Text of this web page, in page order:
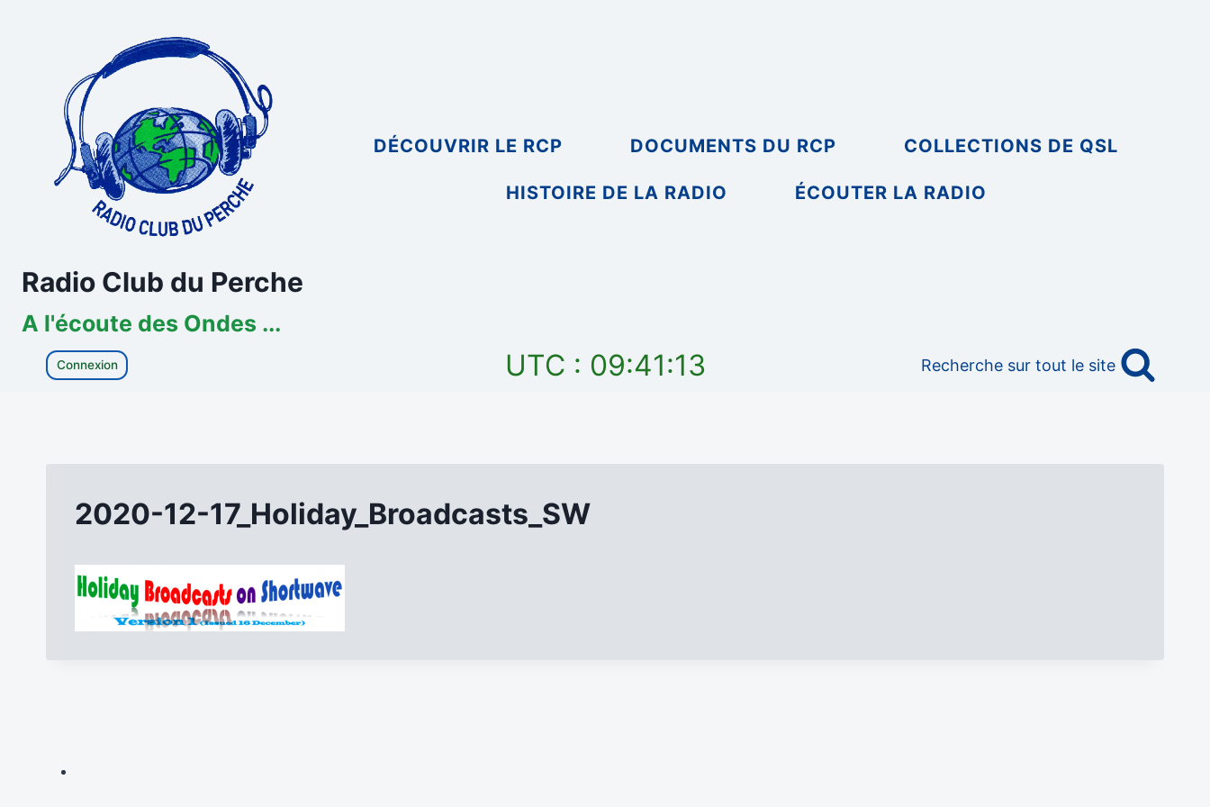
Radio Club du Perche
A l'écoute des Ondes ...
DÉCOUVRIR LE RCP DOCUMENTS DU RCP COLLECTIONS DE QSL
HISTOIRE DE LA RADIO ÉCOUTER LA RADIO
Connexion UTC : 09:41:13 Recherche sur tout le site
2020-12-17_Holiday_Broadcasts_SW